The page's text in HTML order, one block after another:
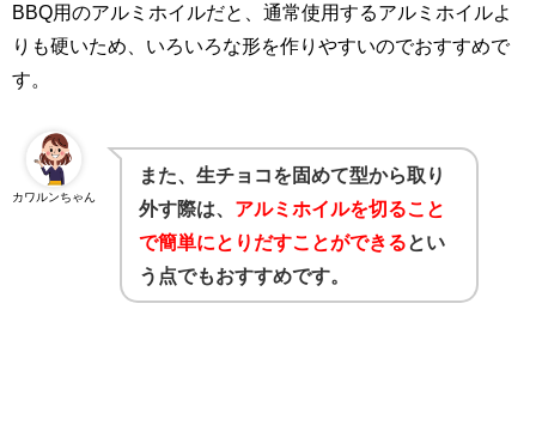
BBQ用のアルミホイルだと、通常使用するアルミホイルよ
りも硬いため、いろいろな形を作りやすいのでおすすめで
す。
カワルンちゃん
また、生チョコを固めて型から取り
外す際は、 アルミホイルを切ること
で簡単にとりだすことができる とい
う点でもおすすめです。